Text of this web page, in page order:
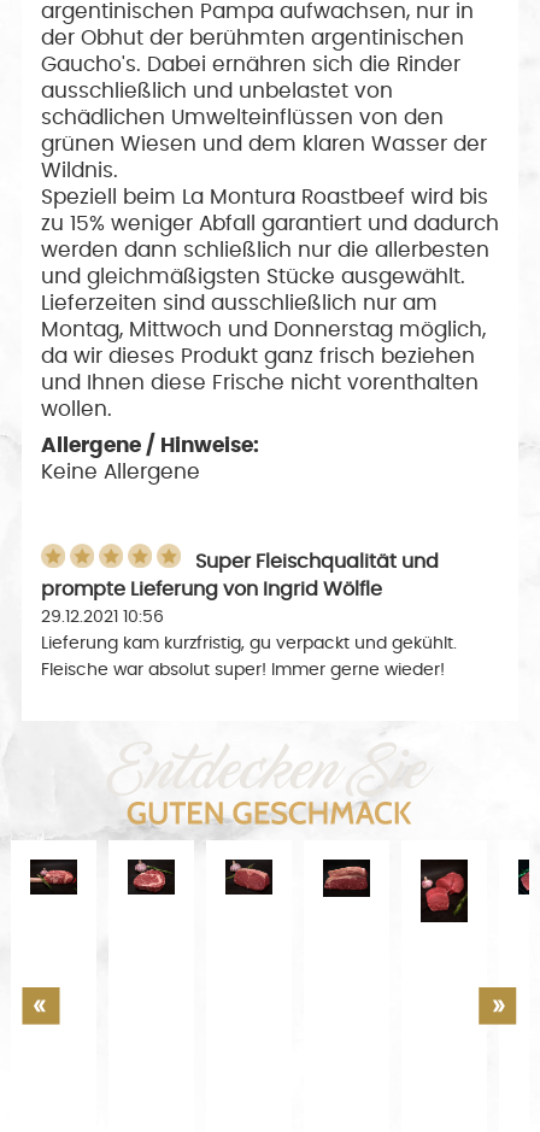
argentinischen Pampa aufwachsen, nur in
der Obhut der berühmten argentinischen
Gaucho's. Dabei ernähren sich die Rinder
ausschließlich und unbelastet von
schädlichen Umwelteinflüssen von den
grünen Wiesen und dem klaren Wasser der
Wildnis.
Speziell beim La Montura Roastbeef wird bis
zu 15% weniger Abfall garantiert und dadurch
werden dann schließlich nur die allerbesten
und gleichmäßigsten Stücke ausgewählt.
Lieferzeiten sind ausschließlich nur am
Montag, Mittwoch und Donnerstag möglich,
da wir dieses Produkt ganz frisch beziehen
und Ihnen diese Frische nicht vorenthalten
wollen.
Allergene / Hinweise:
Keine Allergene
Super Fleischqualität und
prompte Lieferung von Ingrid Wölfle
29.12.2021 10:56
Lieferung kam kurzfristig, gu verpackt und gekühlt.
Fleische war absolut super! Immer gerne wieder!